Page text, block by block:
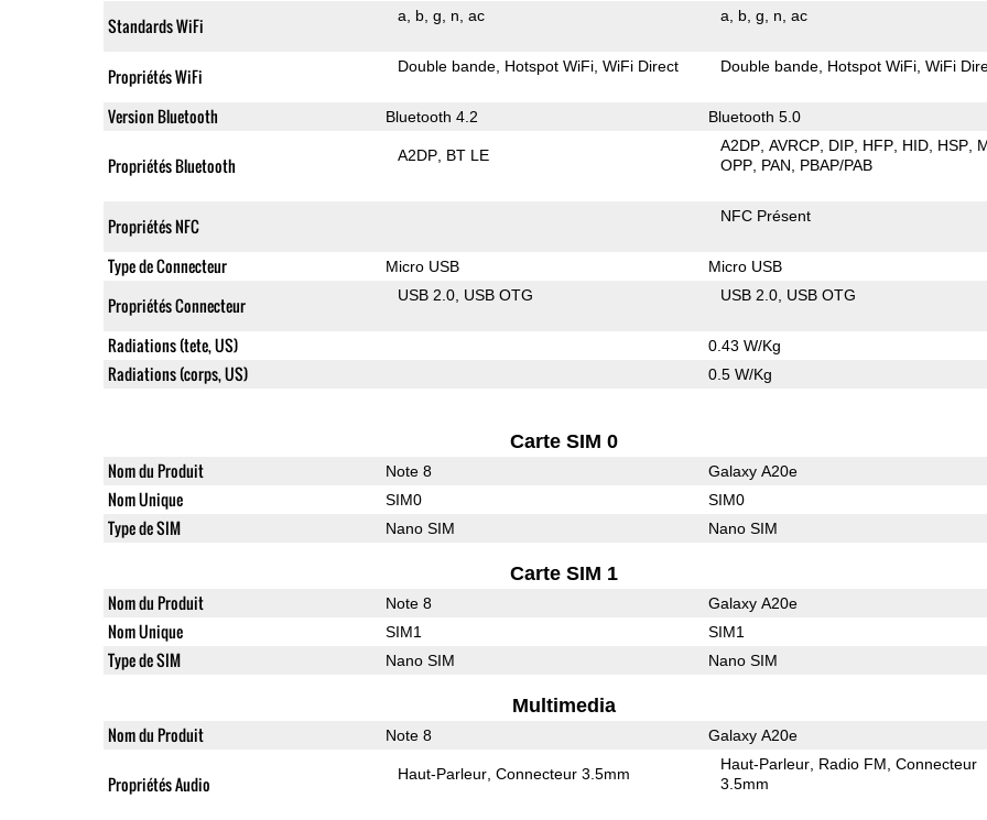
Standards WiFi a b g n ac a b g n ac
Propriétés WiFi Double bande Hotspot WiFi WiFi Direct Double bande Hotspot WiFi WiFi
Version Bluetooth Bluetooth 4.2 Bluetooth 5.0
Propriétés Bluetooth A2DP BT LE
A2DP AVRCP DIP HFP HID HSP
OPP PAN PBAP/PAB
Propriétés NFC NFC Présent
Type de Connecteur Micro USB Micro USB
Propriétés Connecteur USB 2.0 USB OTG USB 2.0 USB OTG
Radiations (tete, US) 0.43 W/Kg
Radiations (corps, US) 0.5 W/Kg
Carte SIM 0
Nom du Produit Note 8 Galaxy A20e
Nom Unique SIM0 SIM0
Type de SIM Nano SIM Nano SIM
Carte SIM 1
Nom du Produit Note 8 Galaxy A20e
Nom Unique SIM1 SIM1
Type de SIM Nano SIM Nano SIM
Multimedia
Nom du Produit Note 8 Galaxy A20e
Propriétés Audio Haut-Parleur Connecteur 3.5mm
Haut-Parleur Radio FM Connecteur
3.5mm